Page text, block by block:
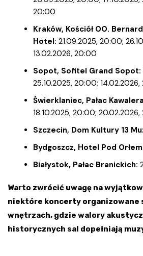
20:00
Kraków, Kościół OO.
Hotel: 21.09.2025, 20:00;
13.02.2026, 20:00
Sopot, Sofitel Grand Sopot:
25.10.2025, 20:00;
Świerklaniec, Pałac
18.10.2025, 20:00;
Szczecin, Dom Kultury 13
Bydgoszcz, Hotel Pod
Białystok, Pałac Branickich:
Warto zwrócić uwagę na
niektóre koncerty organizowane
wnętrzach, gdzie walory
historycznych sal dopełniają